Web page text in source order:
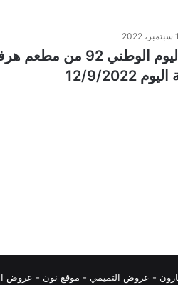
عروض اليوم
12/9/2022
- عروض التميمي - موقع نون - عروض